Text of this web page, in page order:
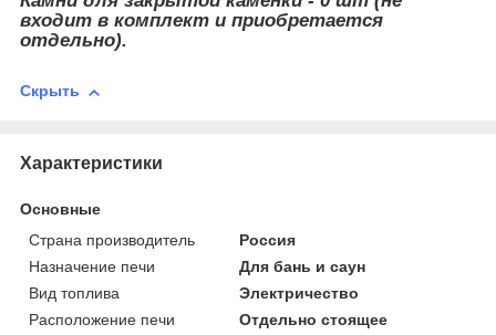
входит в комплект и приобретается
отдельно).
Скрыть
Характеристики
Основные
Страна производитель
Россия
Назначение печи
Для бань и саун
Вид топлива
Электричество
Расположение печи
Отдельно стоящее